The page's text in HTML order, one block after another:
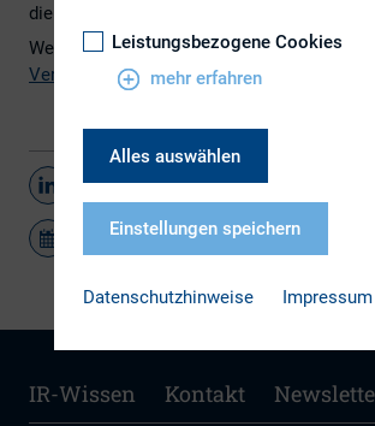
die Teilnehmerinnen und Teilnehmer.
Weitere Informationen finden Sie auf der
Veranstaltungsseite.
Teilen
IR-Wissen Kontakt
Leistungsbezogene Cookies
mehr erfahren
Alles auswählen
Einstellungen speichern
Datenschutzhinweise Impressum